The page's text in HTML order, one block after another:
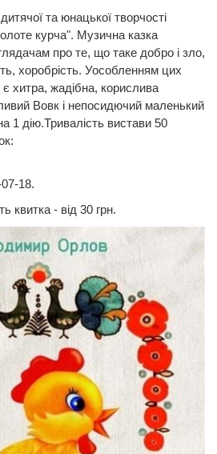
та юнацької творчості
курча". Музична казка
про те, що таке добро і зло,
хоробрість. Уособленням цих
хитра, жадібна, корислива
Вовк і непосидючий маленький
1 дію.Тривалість вистави 50
07-18.
квитка - від 30 грн.